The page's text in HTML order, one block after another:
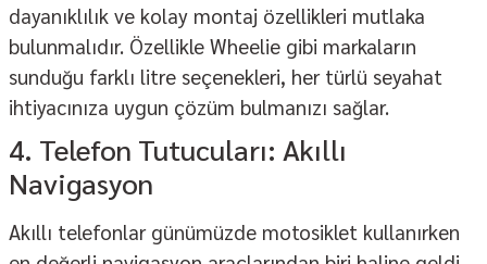
dayanıklılık ve kolay montaj özellikleri mutlaka
bulunmalıdır. Özellikle Wheelie gibi markaların
sunduğu farklı litre seçenekleri, her türlü seyahat
ihtiyacınıza uygun çözüm bulmanızı sağlar.
4. Telefon Tutucuları: Akıllı
Navigasyon
Akıllı telefonlar günümüzde motosiklet kullanırken